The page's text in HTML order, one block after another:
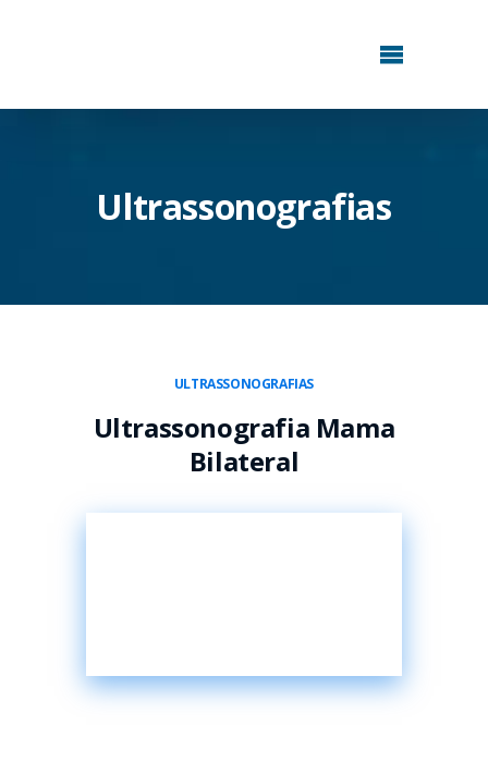
Ultrassonografias
ULTRASSONOGRAFIAS
Ultrassonografia Mama
Bilateral